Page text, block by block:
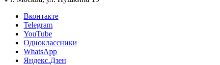
Вконтакте
Telegram
YouTube
Одноклассники
WhatsApp
Яндекс.Дзен